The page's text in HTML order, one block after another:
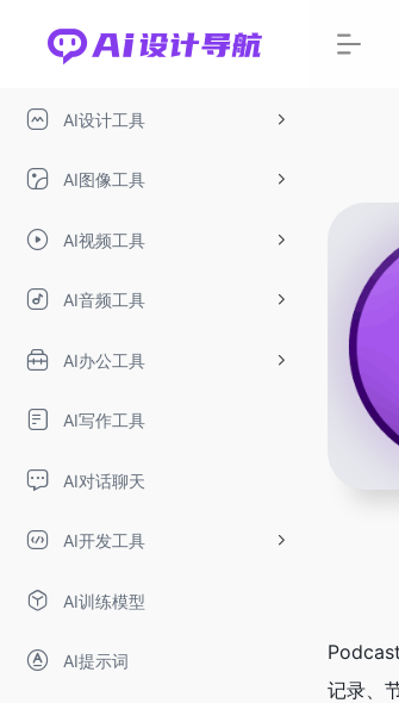
AI设计工具
AI图像工具
AI视频工具
AI音频工具
AI办公工具
AI写作工具
AI对话聊天
AI开发工具
AI训练模型
AI提示词
记录、